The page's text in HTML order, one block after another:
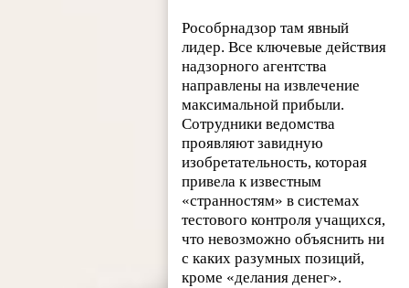
Рособрнадзор там явный
лидер. Все ключевые действия
надзорного агентства
направлены на извлечение
максимальной прибыли.
Сотрудники ведомства
проявляют завидную
изобретательность, которая
привела к известным
«странностям» в системах
тестового контроля учащихся,
что невозможно объяснить ни
с каких разумных позиций,
кроме «делания денег».